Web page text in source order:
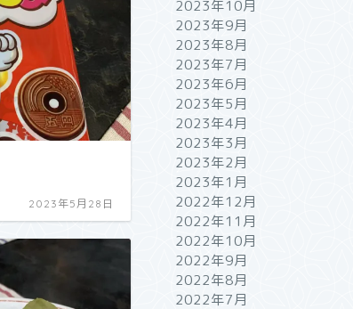
2023年5月28日
2023年10月
2023年9月
2023年8月
2023年7月
2023年6月
2023年5月
2023年4月
2023年3月
2023年2月
2023年1月
2022年12月
2022年11月
2022年10月
2022年9月
2022年8月
2022年7月